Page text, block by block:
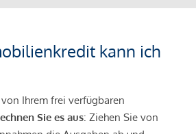
kann ich
Ihrem frei verfügbaren
Sie es aus: Ziehen Sie von